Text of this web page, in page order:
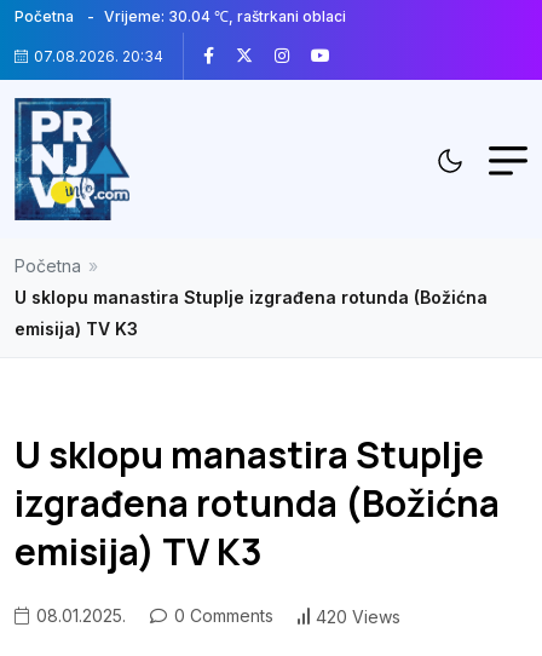
Početna Vrijeme: 30.04 ℃, raštrkani oblaci
07.08.2026. 20:34
Početna »
U sklopu manastira Stuplje izgrađena rotunda (Božićna
emisija) TV K3
U sklopu manastira Stuplje
izgrađena rotunda (Božićna
emisija) TV K3
08.01.2025. 0 Comments 420 Views